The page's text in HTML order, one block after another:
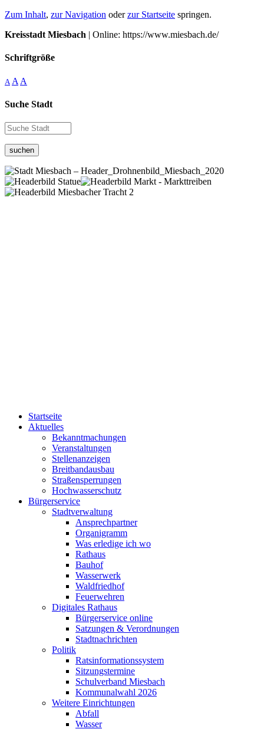
Zum Inhalt, zur Navigation oderzur Startseite springen.
Kreisstadt Miesbach | Online: https://www.miesbach.de/
Schriftgröße
A A A
Suche Stadt
suchen
Startseite
Aktuelles
Bekanntmachungen
Veranstaltungen
Stellenanzeigen
Breitbandausbau
Straßensperrungen
Hochwasserschutz
Bürgerservice
Stadtverwaltung
Ansprechpartner
Organigramm
Was erledige ich wo
Rathaus
Bauhof
Wasserwerk
Waldfriedhof
Feuerwehren
Digitales Rathaus
Bürgerservice online
Satzungen & Verordnungen
Stadtnachrichten
Politik
Ratsinformationssystem
Sitzungstermine
Schulverband Miesbach
Kommunalwahl 2026
Weitere Einrichtungen
Abfall
Wasser